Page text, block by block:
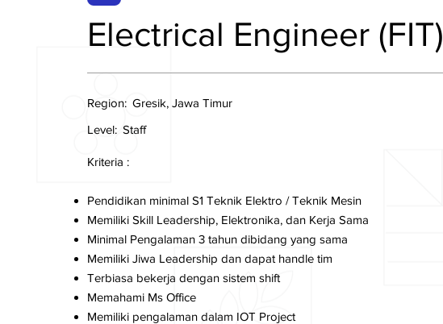
Electrical Engineer (FIT)
Region:Gresik, Jawa Timur
Level:Staff
Kriteria :
Pendidikan minimal S1 Teknik Elektro / Teknik Mesin
Memiliki Skill Leadership, Elektronika, dan Kerja Sama
Minimal Pengalaman 3 tahun dibidang yang sama
Memiliki Jiwa Leadership dan dapat handle tim
Terbiasa bekerja dengan sistem shift
Memahami Ms Office
Memiliki pengalaman dalam IOT Project